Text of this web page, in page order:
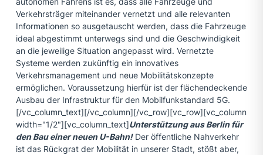
Verkehrsträger miteinander vernetzt und alle relevanten
Informationen so ausgetauscht werden, dass die Fahrzeuge
ideal abgestimmt unterwegs sind und die Geschwindigkeit
an die jeweilige Situation angepasst wird. Vernetzte
Systeme werden zukünftig ein innovatives
Verkehrsmanagement und neue Mobilitätskonzepte
ermöglichen. Voraussetzung hierfür ist der flächendeckende
Ausbau der Infrastruktur für den Mobilfunkstandard 5G.
[/vc_column_text][/vc_column][/vc_row][vc_row][vc_column
width="1/2"][vc_column_text]Unterstützung aus Berlin für
den Bau einer neuen U-Bahn!Der öffentliche Nahverkehr
ist das Rückgrat der Mobilität in unserer Stadt, stößt aber,